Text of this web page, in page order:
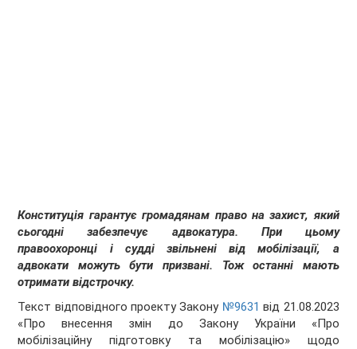
Конституція гарантує громадянам право на захист, який
сьогодні забезпечує адвокатура. При цьому
правоохоронці і судді звільнені від мобілізації, а
адвокати можуть бути призвані. Тож останні мають
отримати відстрочку.
Текст відповідного проекту Закону №9631 від 21.08.2023
«Про внесення змін до Закону України «Про
мобілізаційну підготовку та мобілізацію» щодо